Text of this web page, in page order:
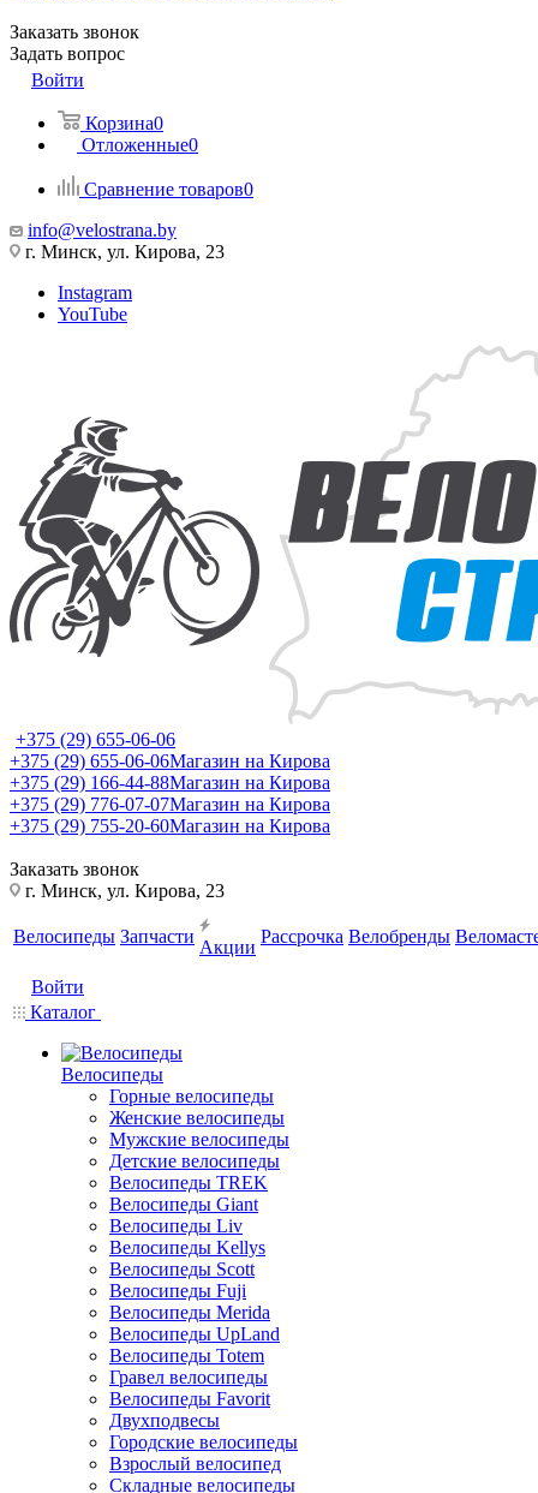
Заказать звонок
Задать вопрос
Войти
Корзина0
Отложенные0
Сравнение товаров0
info@velostrana.by
г. Минск, ул. Кирова, 23
Instagram
YouTube
+375 (29) 655-06-06
+375 (29) 655-06-06Магазин на Кирова
+375 (29) 166-44-88Магазин на Кирова
+375 (29) 776-07-07Магазин на Кирова
+375 (29) 755-20-60Магазин на Кирова
Заказать звонок
г. Минск, ул. Кирова, 23
Велосипеды Запчасти
Акции
Рассрочка Велобренды
Войти
Каталог
Велосипеды
Горные велосипеды
Женские велосипеды
Мужские велосипеды
Детские велосипеды
Велосипеды TREK
Велосипеды Giant
Велосипеды Liv
Велосипеды Kellys
Велосипеды Scott
Велосипеды Fuji
Велосипеды Merida
Велосипеды UpLand
Велосипеды Totem
Гравел велосипеды
Велосипеды Favorit
Двухподвесы
Городские велосипеды
Взрослый велосипед
Складные велосипеды